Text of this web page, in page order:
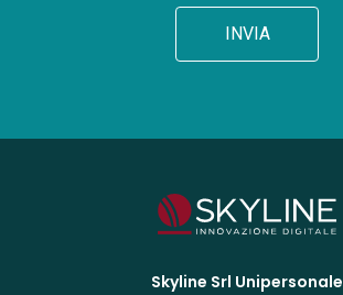
Skyline Srl Unipersonale